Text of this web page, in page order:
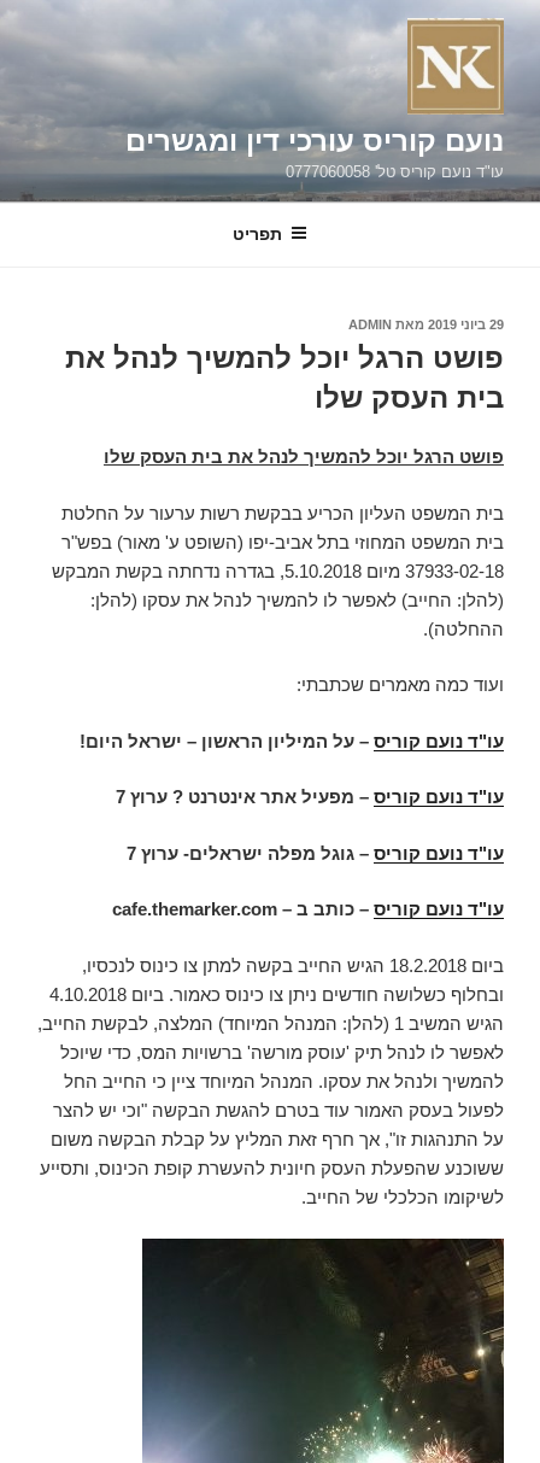
דילוג
נועם קוריס עורכי דין ומגשרים
עו"ד נועם קוריס טל' 0777060058
תפריט
פורסם
29 ביוני 2019 מאת ADMIN
פושט הרגל יוכל להמשיך לנהל את
בית העסק שלו
פושט הרגל יוכל להמשיך לנהל את בית העסק שלו
בית המשפט העליון הכריע בבקשת רשות ערעור על החלטת
בית המשפט המחוזי בתל אביב-יפו (השופט ע' מאור) בפש"ר
37933-02-18 מיום 5.10.2018, בגדרה נדחתה בקשת המבקש
(להלן: החייב) לאפשר לו להמשיך לנהל את עסקו (להלן:
ההחלטה).
ועוד כמה מאמרים שכתבתי:
עו"ד נועם קוריס – על המיליון הראשון – ישראל היום!
עו"ד נועם קוריס – מפעיל אתר אינטרנט ? ערוץ 7
עו"ד נועם קוריס – גוגל מפלה ישראלים- ערוץ 7
עו"ד נועם קוריס – כותב ב – cafe.themarker.com
ביום 18.2.2018 הגיש החייב בקשה למתן צו כינוס לנכסיו,
ובחלוף כשלושה חודשים ניתן צו כינוס כאמור. ביום 4.10.2018
הגיש המשיב 1 (להלן: המנהל המיוחד) המלצה, לבקשת החייב,
לאפשר לו לנהל תיק 'עוסק מורשה' ברשויות המס, כדי שיוכל
להמשיך ולנהל את עסקו. המנהל המיוחד ציין כי החייב החל
לפעול בעסק האמור עוד בטרם להגשת הבקשה "וכי יש להצר
על התנהגות זו", אך חרף זאת המליץ על קבלת הבקשה משום
ששוכנע שהפעלת העסק חיונית להעשרת קופת הכינוס, ותסייע
לשיקומו הכלכלי של החייב.